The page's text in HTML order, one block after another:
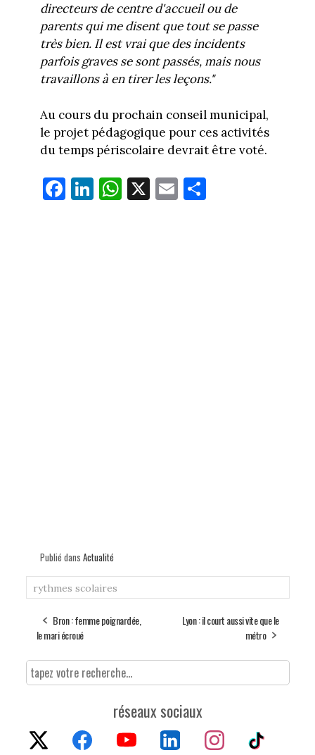
directeurs de centre d'accueil ou de
parents qui me disent que tout se passe
très bien. Il est vrai que des incidents
parfois graves se sont passés, mais nous
travaillons à en tirer les leçons."
Au cours du prochain conseil municipal,
le projet pédagogique pour ces activités
du temps périscolaire devrait être voté.
Fa
ce
Li
nk
W
ha
X E
m
Pa
Publié dans Actualité
rythmes scolaires
Bron : femme poignardée,
le mari écroué
Lyon : il court aussi vite que le
métro
réseaux sociaux